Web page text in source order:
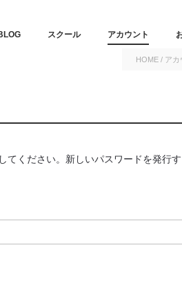
スクール アカウント
HOME / アカ
てください。新しいパスワードを発行す